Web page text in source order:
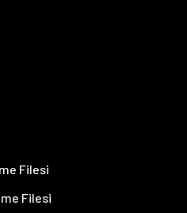
Filesi
Filesi